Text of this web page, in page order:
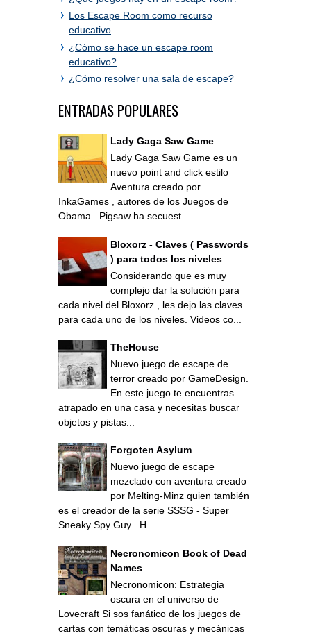
Los Escape Room como recurso
educativo
¿Cómo se hace un escape room
educativo?
¿Cómo resolver una sala de escape?
ENTRADAS POPULARES
Lady Gaga Saw Game
Lady Gaga Saw Game es un
nuevo point and click estilo
Aventura creado por
InkaGames , autores de los Juegos de
Obama . Pigsaw ha secuest...
Bloxorz - Claves ( Passwords
) para todos los niveles
Considerando que es muy
complejo dar la solución para
cada nivel del Bloxorz , les dejo las claves
para cada uno de los niveles. Videos co...
TheHouse
Nuevo juego de escape de
terror creado por GameDesign.
En este juego te encuentras
atrapado en una casa y necesitas buscar
objetos y pistas...
Forgoten Asylum
Nuevo juego de escape
mezclado con aventura creado
por Melting-Minz quien también
es el creador de la serie SSSG - Super
Sneaky Spy Guy . H...
Necronomicon Book of Dead
Names
Necronomicon: Estrategia
oscura en el universo de
Lovecraft Si sos fanático de los juegos de
cartas con temáticas oscuras y mecánicas